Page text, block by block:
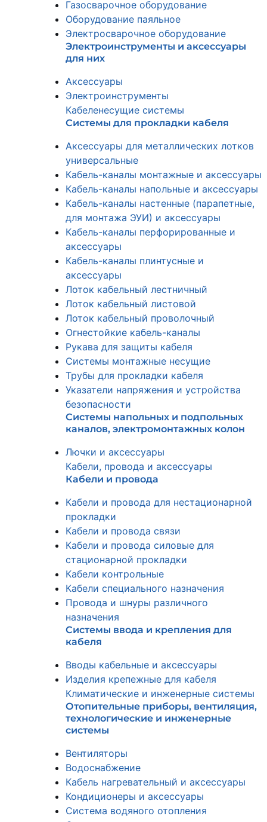
Газосварочное оборудование
Оборудование паяльное
Электросварочное оборудование
Электроинструменты и аксессуары
для них
Аксессуары
Электроинструменты
Кабеленесущие системы
Системы для прокладки кабеля
Аксессуары для металлических лотков
универсальные
Кабель-каналы монтажные и аксессуары
Кабель-каналы напольные и аксессуары
Кабель-каналы настенные (парапетные,
для монтажа ЭУИ) и аксессуары
Кабель-каналы перфорированные и
аксессуары
Кабель-каналы плинтусные и
аксессуары
Лоток кабельный лестничный
Лоток кабельный листовой
Лоток кабельный проволочный
Огнестойкие кабель-каналы
Рукава для защиты кабеля
Системы монтажные несущие
Трубы для прокладки кабеля
Указатели напряжения и устройства
безопасности
Системы напольных и подпольных
каналов, электромонтажных колон
Лючки и аксессуары
Кабели, провода и аксессуары
Кабели и провода
Кабели и провода для нестационарной
прокладки
Кабели и провода связи
Кабели и провода силовые для
стационарной прокладки
Кабели контрольные
Кабели специального назначения
Провода и шнуры различного
назначения
Системы ввода и крепления для
кабеля
Вводы кабельные и аксессуары
Изделия крепежные для кабеля
Климатические и инженерные системы
Отопительные приборы, вентиляция,
технологические и инженерные
системы
Вентиляторы
Водоснабжение
Кабель нагревательный и аксессуары
Кондиционеры и аксессуары
Система водяного отопления